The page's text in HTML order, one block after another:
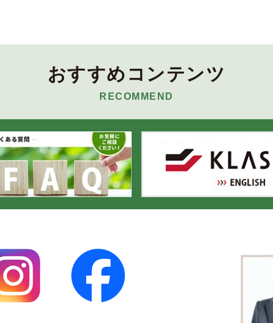
おすすめコンテンツ
RECOMMEND